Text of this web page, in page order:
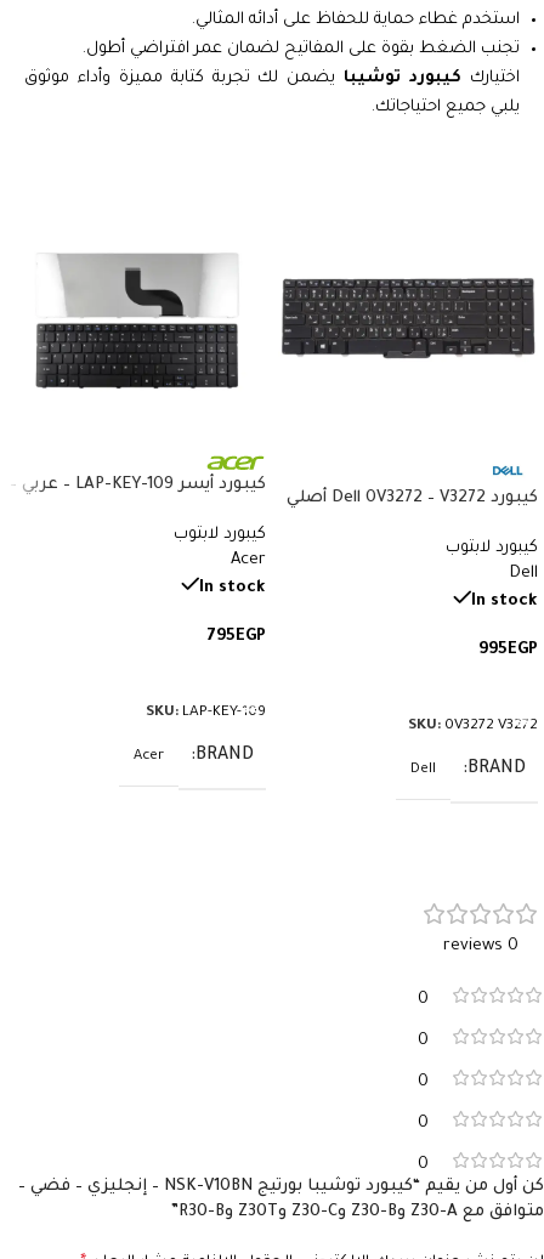
استخدم غطاء حماية للحفاظ على أدائه المثالي.
تجنب الضغط بقوة على المفاتيح لضمان عمر افتراضي أطول.
اختيارك كيبورد توشيبا يضمن لك تجربة كتابة مميزة وأداء موثوق
يلبي جميع احتياجاتك.
كيبورد Dell 0V3272 – V3272 أصلي
بالعربي والإنجليزي
كيبورد لابتوب
Dell
In stock
995EGP
SKU: 0V3272 V3272
BRAND
Dell
كيبورد أيسر LAP-KEY-109 – عربي –
و8935G
كيبورد لابتوب
Acer
In stock
795EGP
SKU: LAP-KEY-109
BRAND
Acer
0 reviews
0
0
0
0
0
كن أول من يقيم “كيبورد توشيبا بورتيج NSK-V10BN – إنجليزي – فضي –
متوافق مع Z30-A وZ30-B وZ30-C وZ30T وR30-B”